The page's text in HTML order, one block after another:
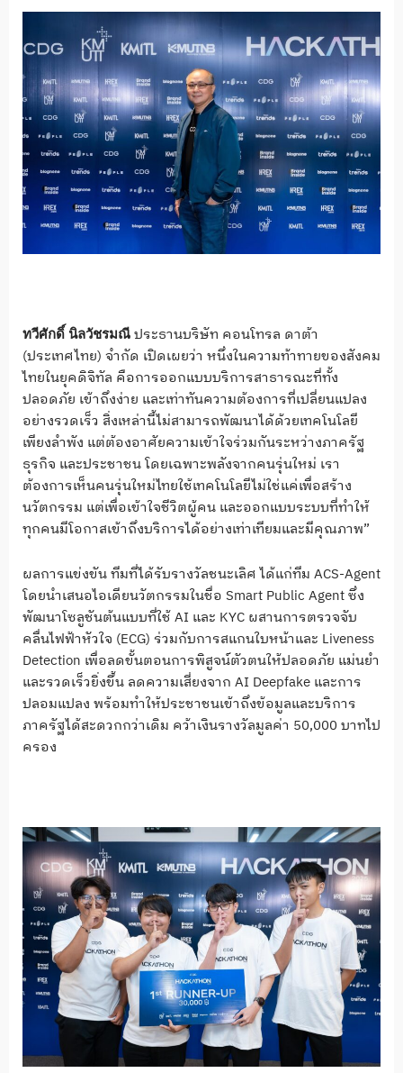
ทวีศักดิ์ นิลวัชรมณี ประธานบริษัท คอนโทรล ดาต้า
(ประเทศไทย) จำกัด เปิดเผยว่า หนึ่งในความท้าทายของสังคม
ไทยในยุคดิจิทัล คือการออกแบบบริการสาธารณะที่ทั้ง
ปลอดภัย เข้าถึงง่าย และเท่าทันความต้องการที่เปลี่ยนแปลง
อย่างรวดเร็ว สิ่งเหล่านี้ไม่สามารถพัฒนาได้ด้วยเทคโนโลยี
เพียงลำพัง แต่ต้องอาศัยความเข้าใจร่วมกันระหว่างภาครัฐ
ธุรกิจ และประชาชน โดยเฉพาะพลังจากคนรุ่นใหม่ เรา
ต้องการเห็นคนรุ่นใหม่ไทยใช้เทคโนโลยีไม่ใช่แค่เพื่อสร้าง
นวัตกรรม แต่เพื่อเข้าใจชีวิตผู้คน และออกแบบระบบที่ทำให้
ทุกคนมีโอกาสเข้าถึงบริการได้อย่างเท่าเทียมและมีคุณภาพ”
ผลการแข่งขัน ทีมที่ได้รับรางวัลชนะเลิศ ได้แก่ทีม ACS-Agent
โดยนำเสนอไอเดียนวัตกรรมในชื่อ Smart Public Agent ซึ่ง
พัฒนาโซลูชันต้นแบบที่ใช้ AI และ KYC ผสานการตรวจจับ
คลื่นไฟฟ้าหัวใจ (ECG) ร่วมกับการสแกนใบหน้าและ Liveness
Detection เพื่อลดขั้นตอนการพิสูจน์ตัวตนให้ปลอดภัย แม่นยำ
และรวดเร็วยิ่งขึ้น ลดความเสี่ยงจาก AI Deepfake และการ
ปลอมแปลง พร้อมทำให้ประชาชนเข้าถึงข้อมูลและบริการ
ภาครัฐได้สะดวกกว่าเดิม คว้าเงินรางวัลมูลค่า 50,000 บาทไป
ครอง